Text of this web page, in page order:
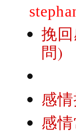
挽
問)
感
感